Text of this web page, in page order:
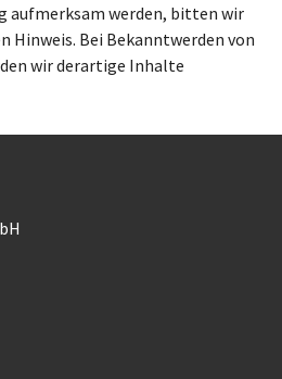
aufmerksam werden, bitten wir
Hinweis. Bei Bekanntwerden von
wir derartige Inhalte